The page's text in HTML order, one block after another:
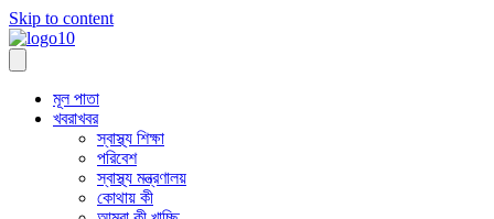
Skip to content
মূল পাতা
খবরাখবর
স্বাস্থ্য শিক্ষা
পরিবেশ
স্বাস্থ্য মন্ত্রণালয়
কোথায় কী